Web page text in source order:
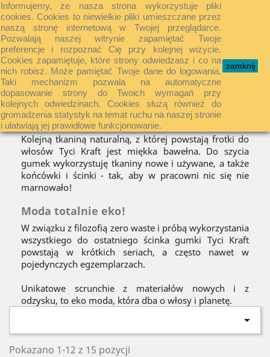
Informujemy, że nasza strona wykorzystuje pliki
cookies. Cookies to niewielkie pliki umieszczane przez
naszą stronę internetową w Twojej przeglądarce.
Pozwalają naszej witrynie zapamiętać Twoje
preferencje i rozpoznać Cię przy kolejnej wizycie.
Cookies zapamiętuje, które strony odwiedzasz i co na
nich robisz. Może pamiętać Twoje dane do logowania.
Taki mechanizm pozwala na automatyczne
dopasowanie strony do Twoich wymagań przy
kolejnych odwiedzinach. Cookies służą również do
gromadzenia statystyk na temat ruchu na naszej stronie
i ułatwiają jej prawidłowe funkcjonowanie.
zamknij


BAWEŁNIANE
Bawełna też naturalna
Kolejną tkaniną naturalną, z której powstają frotki do
włosów Tyci Kraft jest miękka bawełna. Do szycia
gumek wykorzystuję tkaniny nowe i używane, a także
końcówki i ścinki - tak, aby w pracowni nic się nie
marnowało!
Moda totalnie eko!
W związku z filozofią zero waste i próbą wykorzystania
wszystkiego do ostatniego ścinka gumki Tyci Kraft
powstają w krótkich seriach, a często nawet w
pojedynczych egzemplarzach.
Unikatowe scrunchie z materiałów nowych i z
odzysku, to eko moda, która dba o włosy i planetę.

Pokazano 1-12 z 15 pozycji